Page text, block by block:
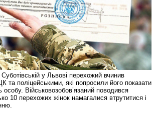
у Львові перехожий вчинив
та поліцейськими, які попросили його показати
Військовозобов’язаний поводився
10 перехожих жінок намагалися втрутитися і